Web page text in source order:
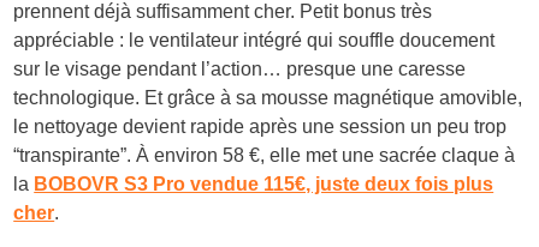
prennent déjà suffisamment cher. Petit bonus très
appréciable : le ventilateur intégré qui souffle doucement
sur le visage pendant l’action… presque une caresse
technologique. Et grâce à sa mousse magnétique amovible,
le nettoyage devient rapide après une session un peu trop
“transpirante”. À environ 58 €, elle met une sacrée claque à
la BOBOVR S3 Pro vendue 115€, juste deux fois plus
cher.